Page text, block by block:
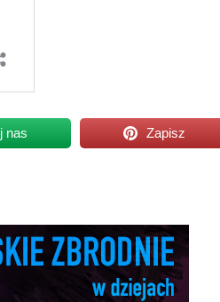
nas Zapisz